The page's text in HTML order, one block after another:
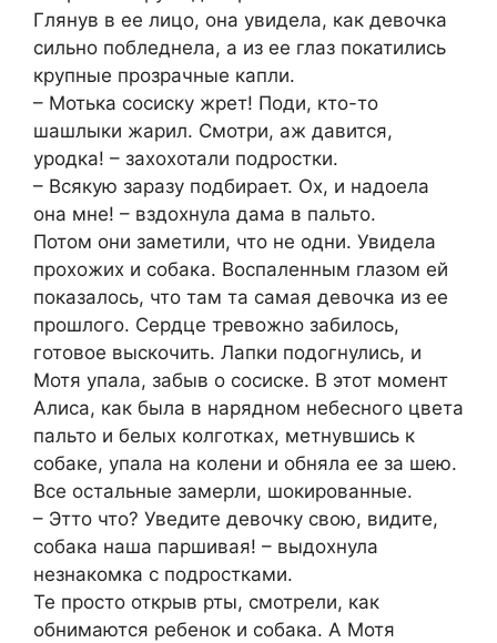
Глянув в ее лицо, она увидела, как девочка
сильно побледнела, а из ее глаз покатились
крупные прозрачные капли.
– Мотька сосиску жрет! Поди, кто-то
шашлыки жарил. Смотри, аж давится,
уродка! – захохотали подростки.
– Всякую заразу подбирает. Ох, и надоела
она мне! – вздохнула дама в пальто.
Потом они заметили, что не одни. Увидела
прохожих и собака. Воспаленным глазом ей
показалось, что там та самая девочка из ее
прошлого. Сердце тревожно забилось,
готовое выскочить. Лапки подогнулись, и
Мотя упала, забыв о сосиске. В этот момент
Алиса, как была в нарядном небесного цвета
пальто и белых колготках, метнувшись к
собаке, упала на колени и обняла ее за шею.
Все остальные замерли, шокированные.
– Этто что? Уведите девочку свою, видите,
собака наша паршивая! – выдохнула
незнакомка с подростками.
Те просто открыв рты, смотрели, как
обнимаются ребенок и собака. А Мотя